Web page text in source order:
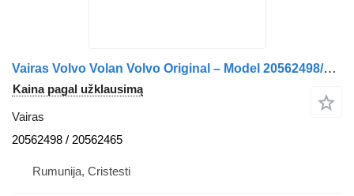
Vairas Volvo Volan Volvo Original – Model 20562498/20562465 sunkvežimio
Kaina pagal užklausimą
Vairas
20562498 / 20562465
Rumunija, Cristesti